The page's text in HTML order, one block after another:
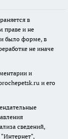
в
праве и не
было форме, в
не иначе
и
и его
сведений,